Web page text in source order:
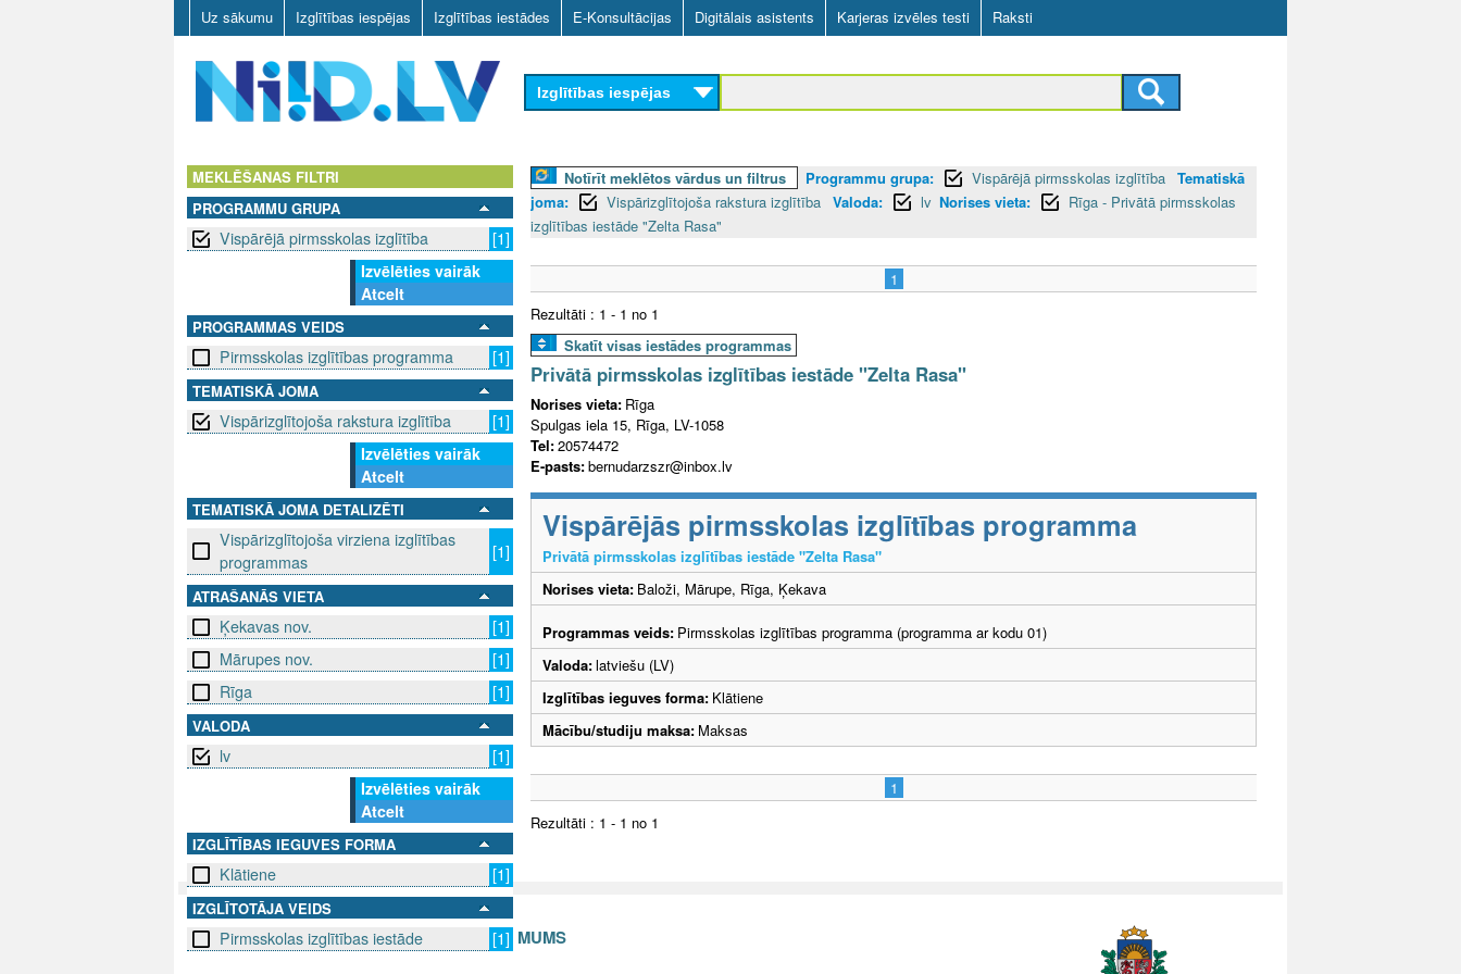
Skip
to
main
content
Uz sākumu Izglītības iespējas Izglītības iestādes E-Konsultācijas Digitālais asistents Karjeras izvēles testi Raksti
V
Izglītības iespējas
MEKLĒŠANAS FILTRI
PROGRAMMU GRUPA
Vispārējā pirmsskolas izglītība
[1]
Izvēlēties vairāk
Atcelt
PROGRAMMAS VEIDS
Pirmsskolas izglītības programma [1]
TEMATISKĀ JOMA
Vispārizglītojoša rakstura izglītība
[1]
Izvēlēties vairāk
Atcelt
TEMATISKĀ JOMA DETALIZĒTI
Vispārizglītojoša virziena izglītības
programmas
[1]
ATRAŠANĀS VIETA
Ķekavas nov.
[1]
Mārupes nov.
[1]
Rīga
[1]
VALODA
lv
[1]
Izvēlēties vairāk
Atcelt
IZGLĪTĪBAS IEGUVES FORMA
Klātiene [1]
IZGLĪTOTĀJA VEIDS
Pirmsskolas izglītības iestāde [1]
Notīrīt meklētos vārdus un filtrus Programmu grupa: Vispārējā pirmsskolas izglītība Tematiskā
joma:
Vispārizglītojoša rakstura izglītība Valoda: lv Norises vieta:
Rīga - Privātā pirmsskolas
izglītības iestāde "Zelta Rasa"
1
Rezultāti : 1 - 1 no 1
Skatīt visas iestādes programmas
Privātā pirmsskolas izglītības iestāde "Zelta Rasa"
Norises vieta: Rīga
Spulgas iela 15, Rīga, LV-1058
Tel:20574472
E-pasts:bernudarzszr@inbox.lv
Vispārējās pirmsskolas izglītības programma
Privātā pirmsskolas izglītības iestāde "Zelta Rasa"
Norises vieta: Baloži, Mārupe, Rīga, Ķekava
Programmas veids: Pirmsskolas izglītības programma (programma ar kodu 01)
Valoda:latviešu (LV)
Izglītības ieguves forma: Klātiene
Mācību/studiju maksa: Maksas
1
Rezultāti : 1 - 1 no 1
SEKO MUMS SAZINIES AR MUMS